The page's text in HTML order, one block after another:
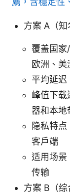
方案 A（知
覆盖国家
欧洲、美
平均延迟
峰值下
器和本地
隐私特
客户端
适用场景
传输
方案 B（